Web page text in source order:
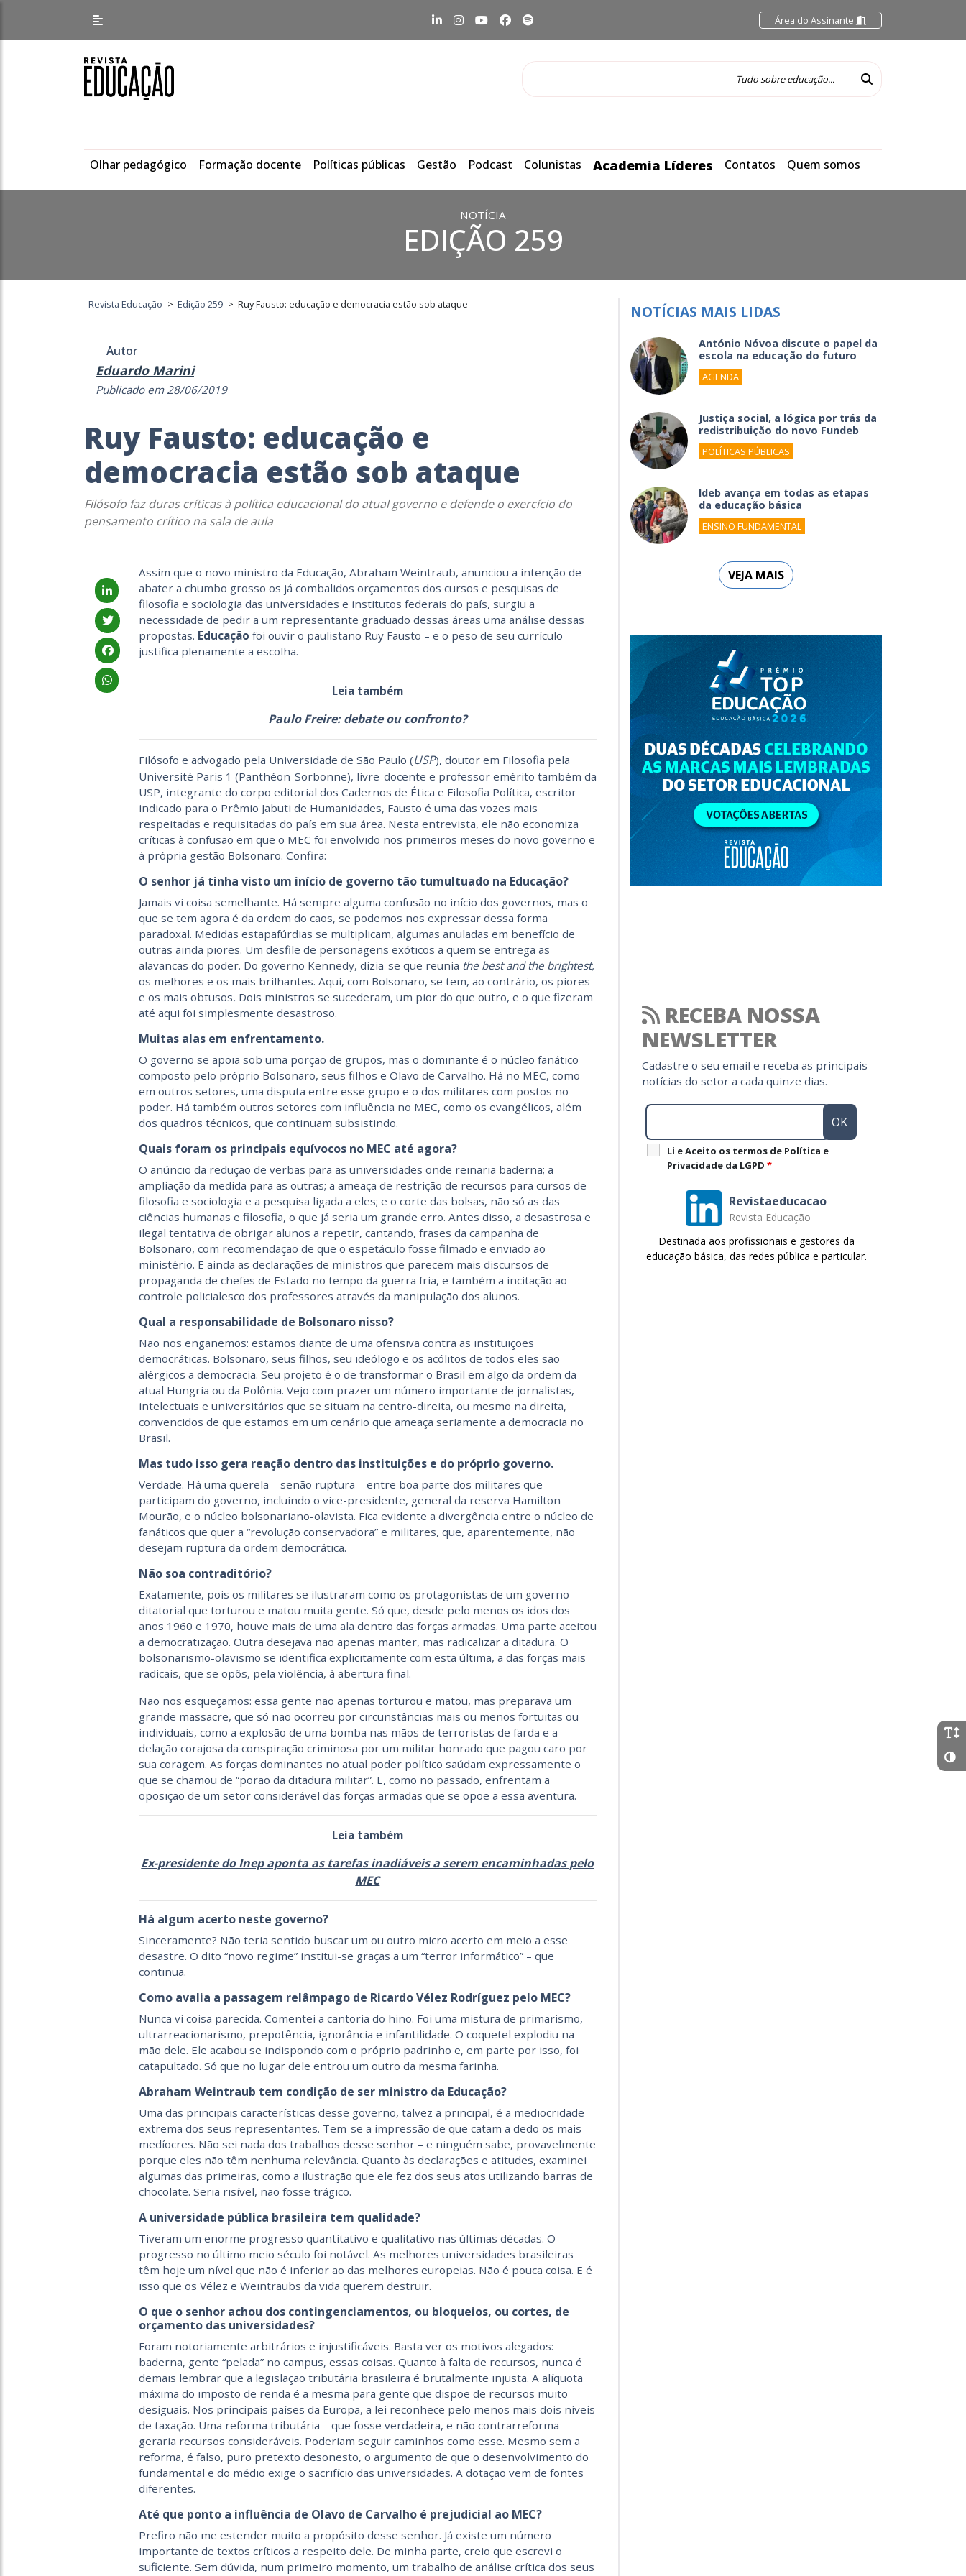
Área do Assinante
Olhar pedagógico Formação docente Políticas públicas Gestão Podcast Colunistas Academia Líderes Contatos Quem somos
NOTÍCIA
EDIÇÃO 259
Revista Educação > Edição 259 > Ruy Fausto: educação e democracia estão sob ataque
Autor
Eduardo Marini
Publicado em 28/06/2019
Ruy Fausto: educação e
democracia estão sob ataque
Filósofo faz duras críticas à política educacional do atual governo e defende o exercício do
pensamento crítico na sala de aula
Assim que o novo ministro da Educação, Abraham Weintraub, anunciou a intenção de
abater a chumbo grosso os já combalidos orçamentos dos cursos e pesquisas de
filosofia e sociologia das universidades e institutos federais do país, surgiu a
necessidade de pedir a um representante graduado dessas áreas uma análise dessas
propostas. Educação foi ouvir o paulistano Ruy Fausto – e o peso de seu currículo
justifica plenamente a escolha.
Leia também
Paulo Freire: debate ou confronto?
Filósofo e advogado pela Universidade de São Paulo (USP), doutor em Filosofia pela
Université Paris 1 (Panthéon-Sorbonne), livre-docente e professor emérito também da
USP, integrante do corpo editorial dos Cadernos de Ética e Filosofia Política, escritor
indicado para o Prêmio Jabuti de Humanidades, Fausto é uma das vozes mais
respeitadas e requisitadas do país em sua área. Nesta entrevista, ele não economiza
críticas à confusão em que o MEC foi envolvido nos primeiros meses do novo governo e
à própria gestão Bolsonaro. Confira:
O senhor já tinha visto um início de governo tão tumultuado na Educação?
Jamais vi coisa semelhante. Há sempre alguma confusão no início dos governos, mas o
que se tem agora é da ordem do caos, se podemos nos expressar dessa forma
paradoxal. Medidas estapafúrdias se multiplicam, algumas anuladas em benefício de
outras ainda piores. Um desfile de personagens exóticos a quem se entrega as
alavancas do poder. Do governo Kennedy, dizia-se que reunia the best and the brightest,
os melhores e os mais brilhantes. Aqui, com Bolsonaro, se tem, ao contrário, os piores
e os mais obtusos. Dois ministros se sucederam, um pior do que outro, e o que fizeram
até aqui foi simplesmente desastroso.
Muitas alas em enfrentamento.
O governo se apoia sob uma porção de grupos, mas o dominante é o núcleo fanático
composto pelo próprio Bolsonaro, seus filhos e Olavo de Carvalho. Há no MEC, como
em outros setores, uma disputa entre esse grupo e o dos militares com postos no
poder. Há também outros setores com influência no MEC, como os evangélicos, além
dos quadros técnicos, que continuam subsistindo.
Quais foram os principais equívocos no MEC até agora?
O anúncio da redução de verbas para as universidades onde reinaria baderna; a
ampliação da medida para as outras; a ameaça de restrição de recursos para cursos de
filosofia e sociologia e a pesquisa ligada a eles; e o corte das bolsas, não só as das
ciências humanas e filosofia, o que já seria um grande erro. Antes disso, a desastrosa e
ilegal tentativa de obrigar alunos a repetir, cantando, frases da campanha de
Bolsonaro, com recomendação de que o espetáculo fosse filmado e enviado ao
ministério. E ainda as declarações de ministros que parecem mais discursos de
propaganda de chefes de Estado no tempo da guerra fria, e também a incitação ao
controle policialesco dos professores através da manipulação dos alunos.
Qual a responsabilidade de Bolsonaro nisso?
Não nos enganemos: estamos diante de uma ofensiva contra as instituições
democráticas. Bolsonaro, seus filhos, seu ideólogo e os acólitos de todos eles são
alérgicos a democracia. Seu projeto é o de transformar o Brasil em algo da ordem da
atual Hungria ou da Polônia. Vejo com prazer um número importante de jornalistas,
intelectuais e universitários que se situam na centro-direita, ou mesmo na direita,
convencidos de que estamos em um cenário que ameaça seriamente a democracia no
Brasil.
Mas tudo isso gera reação dentro das instituições e do próprio governo.
Verdade. Há uma querela – senão ruptura – entre boa parte dos militares que
participam do governo, incluindo o vice-presidente, general da reserva Hamilton
Mourão, e o núcleo bolsonariano-olavista. Fica evidente a divergência entre o núcleo de
fanáticos que quer a “revolução conservadora” e militares, que, aparentemente, não
desejam ruptura da ordem democrática.
Não soa contraditório?
Exatamente, pois os militares se ilustraram como os protagonistas de um governo
ditatorial que torturou e matou muita gente. Só que, desde pelo menos os idos dos
anos 1960 e 1970, houve mais de uma ala dentro das forças armadas. Uma parte aceitou
a democratização. Outra desejava não apenas manter, mas radicalizar a ditadura. O
bolsonarismo-olavismo se identifica explicitamente com esta última, a das forças mais
radicais, que se opôs, pela violência, à abertura final.
Não nos esqueçamos: essa gente não apenas torturou e matou, mas preparava um
grande massacre, que só não ocorreu por circunstâncias mais ou menos fortuitas ou
individuais, como a explosão de uma bomba nas mãos de terroristas de farda e a
delação corajosa da conspiração criminosa por um militar honrado que pagou caro por
sua coragem. As forças dominantes no atual poder político saúdam expressamente o
que se chamou de “porão da ditadura militar”. E, como no passado, enfrentam a
oposição de um setor considerável das forças armadas que se opõe a essa aventura.
Leia também
Ex-presidente do Inep aponta as tarefas inadiáveis a serem encaminhadas pelo
MEC
Há algum acerto neste governo?
Sinceramente? Não teria sentido buscar um ou outro micro acerto em meio a esse
desastre. O dito “novo regime” institui-se graças a um “terror informático” – que
continua.
Como avalia a passagem relâmpago de Ricardo Vélez Rodríguez pelo MEC?
Nunca vi coisa parecida. Comentei a cantoria do hino. Foi uma mistura de primarismo,
ultrarreacionarismo, prepotência, ignorância e infantilidade. O coquetel explodiu na
mão dele. Ele acabou se indispondo com o próprio padrinho e, em parte por isso, foi
catapultado. Só que no lugar dele entrou um outro da mesma farinha.
Abraham Weintraub tem condição de ser ministro da Educação?
Uma das principais características desse governo, talvez a principal, é a mediocridade
extrema dos seus representantes. Tem-se a impressão de que catam a dedo os mais
medíocres. Não sei nada dos trabalhos desse senhor – e ninguém sabe, provavelmente
porque eles não têm nenhuma relevância. Quanto às declarações e atitudes, examinei
algumas das primeiras, como a ilustração que ele fez dos seus atos utilizando barras de
chocolate. Seria risível, não fosse trágico.
A universidade pública brasileira tem qualidade?
Tiveram um enorme progresso quantitativo e qualitativo nas últimas décadas. O
progresso no último meio século foi notável. As melhores universidades brasileiras
têm hoje um nível que não é inferior ao das melhores europeias. Não é pouca coisa. E é
isso que os Vélez e Weintraubs da vida querem destruir.
O que o senhor achou dos contingenciamentos, ou bloqueios, ou cortes, de
orçamento das universidades?
Foram notoriamente arbitrários e injustificáveis. Basta ver os motivos alegados:
baderna, gente “pelada” no campus, essas coisas. Quanto à falta de recursos, nunca é
demais lembrar que a legislação tributária brasileira é brutalmente injusta. A alíquota
máxima do imposto de renda é a mesma para gente que dispõe de recursos muito
desiguais. Nos principais países da Europa, a lei reconhece pelo menos mais dois níveis
de taxação. Uma reforma tributária – que fosse verdadeira, e não contrarreforma –
geraria recursos consideráveis. Poderiam seguir caminhos como esse. Mesmo sem a
reforma, é falso, puro pretexto desonesto, o argumento de que o desenvolvimento do
fundamental e do médio exige o sacrifício das universidades. A dotação vem de fontes
diferentes.
Até que ponto a influência de Olavo de Carvalho é prejudicial ao MEC?
Prefiro não me estender muito a propósito desse senhor. Já existe um número
importante de textos críticos a respeito dele. De minha parte, creio que escrevi o
suficiente. Sem dúvida, num primeiro momento, um trabalho de análise crítica dos seus
NOTÍCIAS MAIS LIDAS
António Nóvoa discute o papel da
escola na educação do futuro
AGENDA
Justiça social, a lógica por trás da
redistribuição do novo Fundeb
POLÍTICAS PÚBLICAS
Ideb avança em todas as etapas
da educação básica
ENSINO FUNDAMENTAL
VEJA MAIS
RECEBA NOSSA
NEWSLETTER
Cadastre o seu email e receba as principais
notícias do setor a cada quinze dias.
Li e Aceito os termos de Política e
Privacidade da LGPD *
Revistaeducacao
Revista Educação
Destinada aos profissionais e gestores da
educação básica, das redes pública e particular.